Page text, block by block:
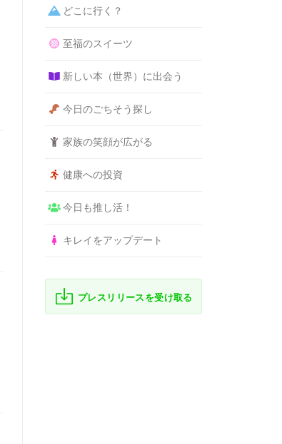
どこに行く？
至福のスイーツ
新しい本（世界）に出会う
今日のごちそう探し
家族の笑顔が広がる
健康への投資
今日も推し活！
キレイをアップデート
プレスリリースを受け取る